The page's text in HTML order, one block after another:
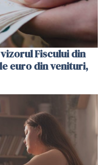
Fiscului din
euro din venituri,